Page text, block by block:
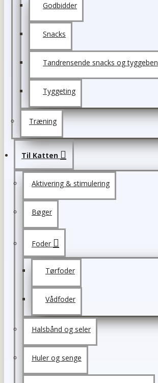
Godbidder
Snacks
Tandrensende snacks og tyggeben
Tyggeting
Træning
Til Katten
Aktivering & stimulering
Bøger
Foder
Tørfoder
Vådfoder
Halsbånd og seler
Huler og senge